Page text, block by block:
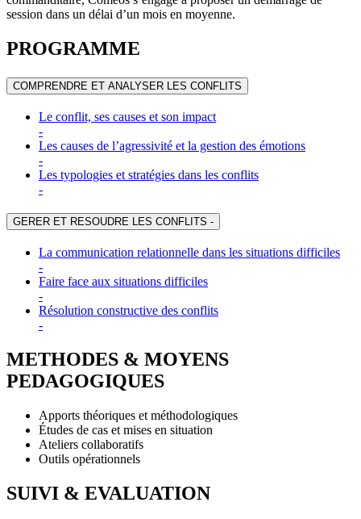
session dans un délai d’un mois en moyenne.
PROGRAMME
COMPRENDRE ET ANALYSER LES CONFLITS
Le conflit, ses causes et son impact
-
Les causes de l’agressivité et la gestion des émotions
-
Les typologies et stratégies dans les conflits
-
GERER ET RESOUDRE LES CONFLITS -
La communication relationnelle dans les situations difficiles
-
Faire face aux situations difficiles
-
Résolution constructive des conflits
-
METHODES & MOYENS
PEDAGOGIQUES
Apports théoriques et méthodologiques
Études de cas et mises en situation
Ateliers collaboratifs
Outils opérationnels
SUIVI & EVALUATION